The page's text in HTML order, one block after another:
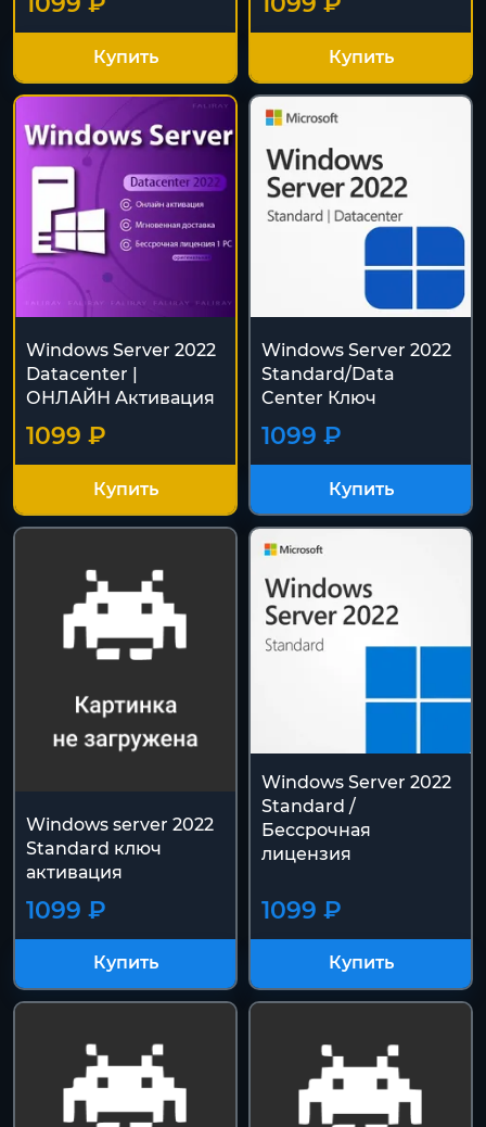
Купить Купить
Windows Server 2022
Datacenter |
ОНЛАЙН Активация
1099 ₽
Купить
Windows Server 2022
Standard/Data
Center Ключ
1099 ₽
Купить
Windows server 2022
Standard ключ
активация
1099 ₽
Купить
Windows Server 2022
Standard /
Бессрочная
лицензия
1099 ₽
Купить